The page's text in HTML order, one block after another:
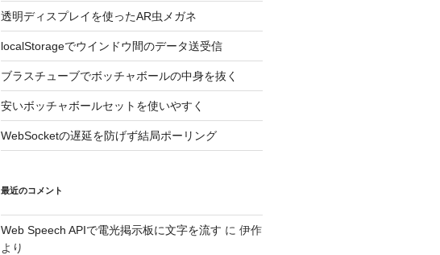
透明ディスプレイを使ったAR虫メガネ
localStorageでウインドウ間のデータ送受信
ブラスチューブでボッチャボールの中身を抜く
安いボッチャボールセットを使いやすく
WebSocketの遅延を防げず結局ポーリング
最近のコメント
Web Speech APIで電光掲示板に文字を流す に 伊作
より